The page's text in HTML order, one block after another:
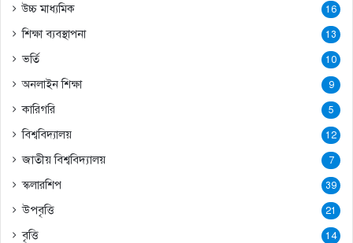
উচ্চ মাধ্যমিক 16
শিক্ষা ব্যবস্থাপনা 13
ভর্তি 10
অনলাইন শিক্ষা 9
কারিগরি 5
বিশ্ববিদ্যালয় 12
জাতীয় বিশ্ববিদ্যালয় 7
স্কলারশিপ 39
উপবৃত্তি 21
বৃত্তি 14